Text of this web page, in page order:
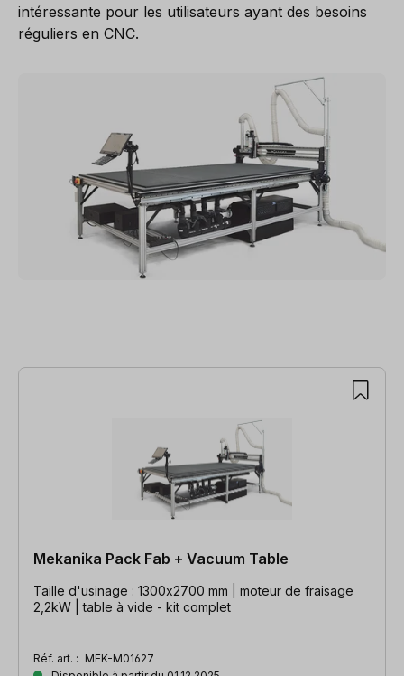
intéressante pour les utilisateurs ayant des besoins
réguliers en CNC.
Ignorer la galerie de produits
Mekanika Pack Fab + Vacuum Table
Taille d'usinage : 1300x2700 mm | moteur de fraisage
2,2kW | table à vide - kit complet
Réf. art. : MEK-M01627